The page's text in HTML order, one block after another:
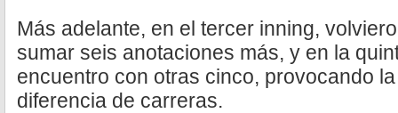
Más adelante, en el tercer inning,
sumar seis anotaciones más, y en la
encuentro con otras cinco, provocando
diferencia de carreras.